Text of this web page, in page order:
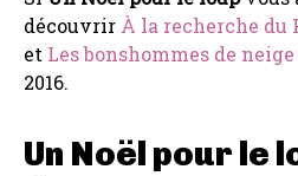
découvrir À la recherche du
et Les bonshommes de
2016.
Un Noël pour le